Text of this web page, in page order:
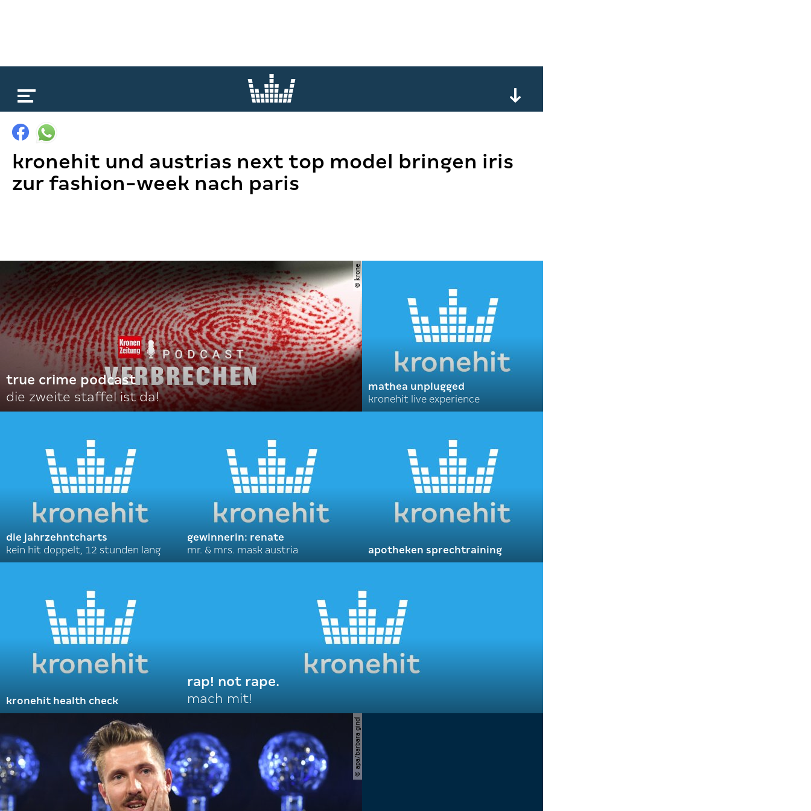
kronehit und austrias next top model bringen iris
zur fashion-week nach paris
© krone
true crime podcast
die zweite staffel ist da!
mathea unplugged
kronehit live experience
die jahrzehntcharts
kein hit doppelt, 12 stunden lang
gewinnerin: renate
mr. & mrs. mask austria
apotheken sprechtraining
kronehit health check
rap! not rape.
mach mit!
© apa/barbara gindl